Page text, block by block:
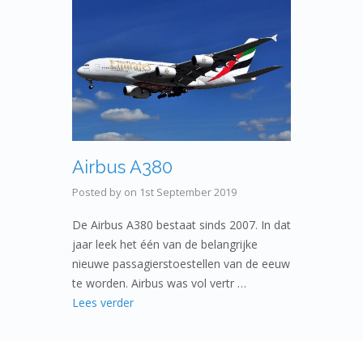
Airbus A380
Posted by on 1st September 2019
De Airbus A380 bestaat sinds 2007. In dat
jaar leek het één van de belangrijke
nieuwe passagierstoestellen van de eeuw
te worden. Airbus was vol vertr …